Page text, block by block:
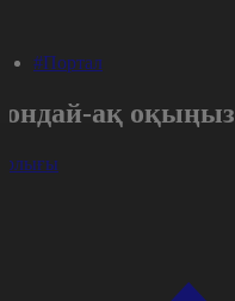
#Портал
ақ оқыңыз